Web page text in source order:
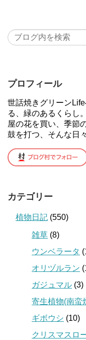
プロフィール
世話焼きグリーン
る、緑のあるくらし
屋の花を買い、季節
鼓を打つ、そんな日
カテゴリー
植物日記 (550)
雑草 (8)
ウンベラータ
オリヅルラン
ガジュマル (3)
寄生植物(南蛮
ギボウシ (10)
クリスマスロ